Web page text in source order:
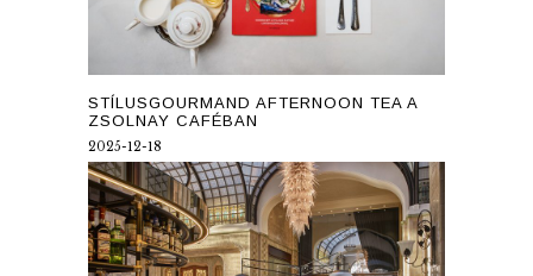
STÍLUSGOURMAND AFTERNOON TEA A
ZSOLNAY CAFÉBAN
2025-12-18